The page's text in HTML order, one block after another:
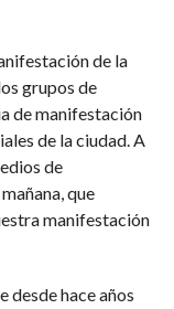
de la
grupos de
de manifestación
de la ciudad. A
de
que
manifestación
desde hace años